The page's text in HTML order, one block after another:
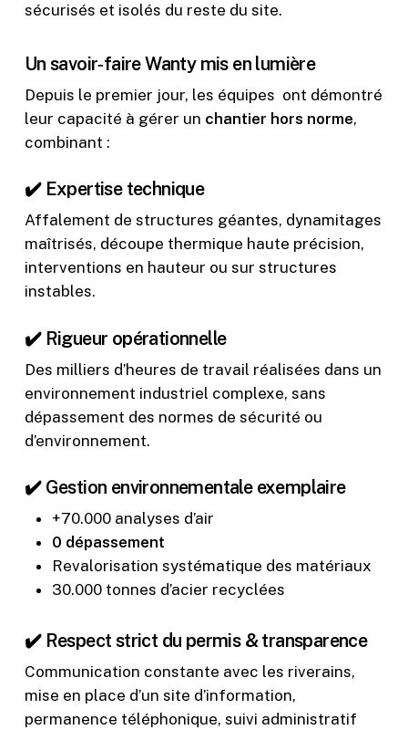
sécurisés et isolés du reste du site.
Un savoir‑faire Wanty mis en lumière
Depuis le premier jour, les équipes ont démontré
leur capacité à gérer un chantier hors norme,
combinant :
✔️ Expertise technique
Affalement de structures géantes, dynamitages
maîtrisés, découpe thermique haute précision,
interventions en hauteur ou sur structures
instables.
✔️ Rigueur opérationnelle
Des milliers d’heures de travail réalisées dans un
environnement industriel complexe, sans
dépassement des normes de sécurité ou
d’environnement.
✔️ Gestion environnementale exemplaire
+70.000 analyses d’air
0 dépassement
Revalorisation systématique des matériaux
30.000 tonnes d’acier recyclées
✔️ Respect strict du permis & transparence
Communication constante avec les riverains,
mise en place d’un site d’information,
permanence téléphonique, suivi administratif